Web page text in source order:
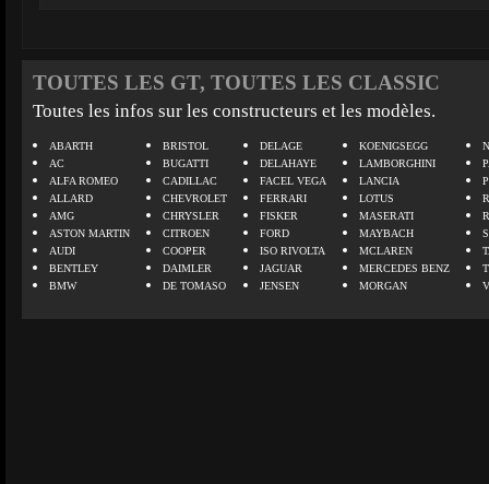
TOUTES LES GT, TOUTES LES CLASSIC
Toutes les infos sur les constructeurs et les modèles.
ABARTH
AC
ALFA ROMEO
ALLARD
AMG
ASTON MARTIN
AUDI
BENTLEY
BMW
BRISTOL
BUGATTI
CADILLAC
CHEVROLET
CHRYSLER
CITROEN
COOPER
DAIMLER
DE TOMASO
DELAGE
DELAHAYE
FACEL VEGA
FERRARI
FISKER
FORD
ISO RIVOLTA
JAGUAR
JENSEN
KOENIGSEGG
LAMBORGHINI
LANCIA
LOTUS
MASERATI
MAYBACH
MCLAREN
MERCEDES BENZ
MORGAN